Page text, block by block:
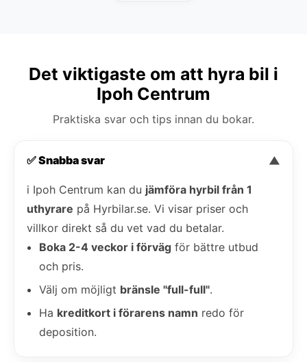
Det viktigaste om att hyra bil i
Ipoh Centrum
Praktiska svar och tips innan du bokar.
✅ Snabba svar ▼
i Ipoh Centrum kan du jämföra hyrbil från 1
uthyrare på Hyrbilar.se. Vi visar priser och
villkor direkt så du vet vad du betalar.
Boka 2-4 veckor i förväg för bättre utbud
och pris.
Välj om möjligt bränsle "full-full".
Ha kreditkort i förarens namn redo för
deposition.